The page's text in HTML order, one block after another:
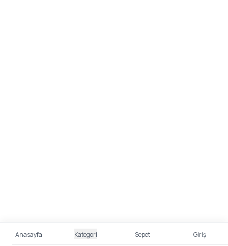
Anasayfa Kategori Sepet Giriş